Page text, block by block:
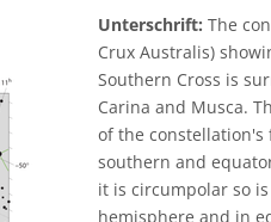
Unterschrift: The
Crux Australis)
Southern Cross is
Carina and Musca.
of the constellation's
southern and
it is circumpolar so
hemisphere and in